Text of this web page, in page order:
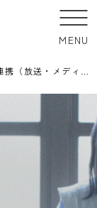
MENU
ィア映像学科 早岡ゼミ）